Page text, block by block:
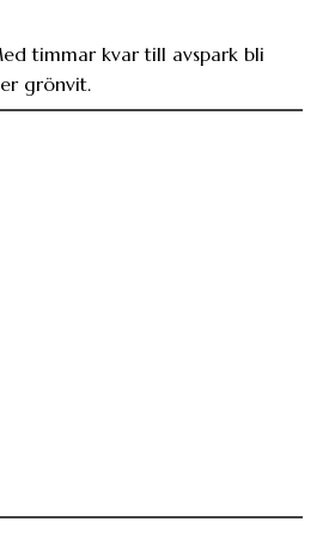
timmar kvar till avspark bli
grönvit.